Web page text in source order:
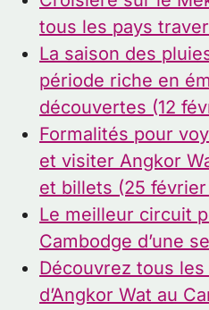
tous les pays
La saison des
période riche en
découvertes (12
Formalités pour
et visiter Angkor
et billets (25
Le meilleur circuit
Cambodge d’une
Découvrez tous
d’Angkor Wat au